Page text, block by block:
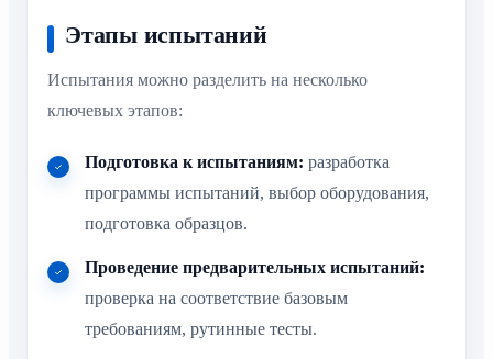
Этапы испытаний
Испытания можно разделить на несколько
ключевых этапов:
Подготовка к испытаниям: разработка
программы испытаний, выбор оборудования,
подготовка образцов.
Проведение предварительных испытаний:
проверка на соответствие базовым
требованиям, рутинные тесты.